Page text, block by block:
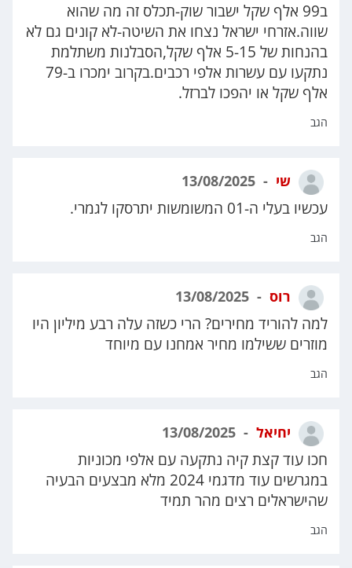
ב99 אלף שקל ישבור שוק-תכלס זה מה שהוא
שווה.אזרחי ישראל נצחו את השיטה-לא קונים גם לא
בהנחות של 5-15 אלף שקל,הסבלנות משתלמת
נתקעו עם עשרות אלפי רכבים.בקרוב ימכרו ב-79
אלף שקל או יהפכו לברזל.
הגב
שי
עכשיו בעלי ה-01 המשומשות יתרסקו לגמרי.
הגב
רוס
למה להוריד מחירים? הרי כשזה עלה רבע מיליון היו
מוזרים ששילמו מחיר אמחנו עם מיוחד
הגב
יחיאל
חכו עוד קצת קיה נתקעה עם אלפי מכוניות
במגרשים עוד מדגמי 2024 מלא מבצעים הבעיה
שהישראלים רצים מהר תמיד
הגב